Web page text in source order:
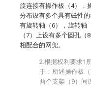
旋连接有操作板（4），
分布设有多个具有磁性
有旋转轴（6），旋转轴
（7）上设有多个圆孔（
相配合的网兜。
2.根据权利要求1
于：所述操作板
两个支架（9）间